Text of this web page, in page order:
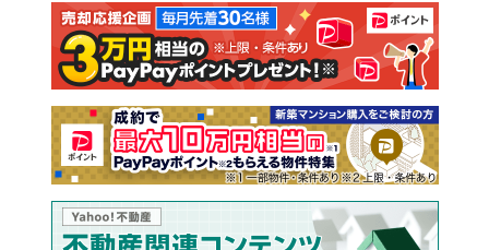
注文住宅 土地
売却査定